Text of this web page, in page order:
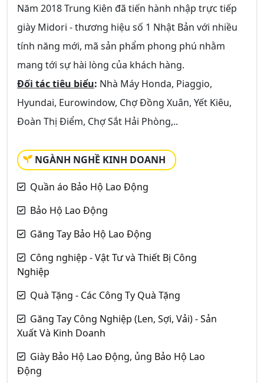
Năm 2018 Trung Kiên đã tiến hành nhập trực tiếp
giày Midori - thương hiệu số 1 Nhật Bản với nhiều
tính năng mới, mã sản phẩm phong phú nhằm
mang tới sự hài lòng của khách hàng.
Đối tác tiêu biểu: Nhà Máy Honda, Piaggio,
Hyundai, Eurowindow, Chợ Đồng Xuân, Yết Kiêu,
Đoàn Thị Điểm, Chợ Sắt Hải Phòng,..
NGÀNH NGHỀ KINH DOANH
Quần áo Bảo Hộ Lao Động
Bảo Hộ Lao Động
Găng Tay Bảo Hộ Lao Động
Công nghiệp - Vật Tư và Thiết Bị Công
Nghiệp
Quà Tặng - Các Công Ty Quà Tặng
Găng Tay Công Nghiệp (Len, Sợi, Vải) - Sản
Xuất Và Kinh Doanh
Giày Bảo Hộ Lao Động, ủng Bảo Hộ Lao
Động